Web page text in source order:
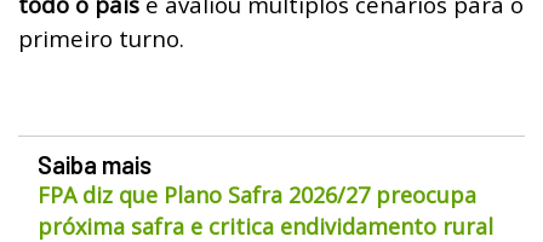
primeiro turno.
Saiba mais
FPA diz que Plano Safra 2026/27 preocupa
próxima safra e critica endividamento rural